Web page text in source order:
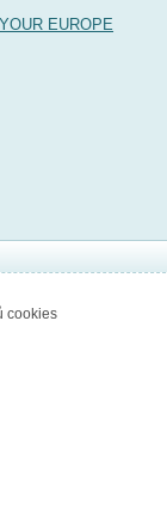
EUROPE
cookies